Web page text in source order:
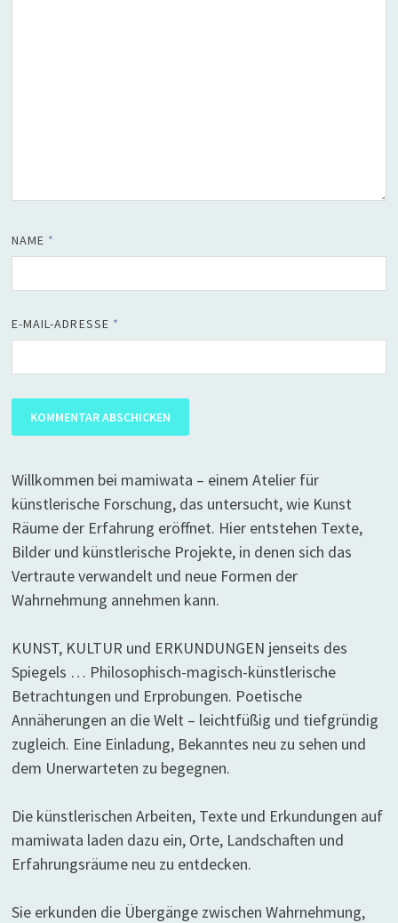
NAME *
E-MAIL-ADRESSE *
Willkommen bei mamiwata – einem Atelier für
künstlerische Forschung, das untersucht, wie Kunst
Räume der Erfahrung eröffnet. Hier entstehen Texte,
Bilder und künstlerische Projekte, in denen sich das
Vertraute verwandelt und neue Formen der
Wahrnehmung annehmen kann.
KUNST, KULTUR und ERKUNDUNGEN jenseits des
Spiegels … Philosophisch-magisch-künstlerische
Betrachtungen und Erprobungen. Poetische
Annäherungen an die Welt – leichtfüßig und tiefgründig
zugleich. Eine Einladung, Bekanntes neu zu sehen und
dem Unerwarteten zu begegnen.
Die künstlerischen Arbeiten, Texte und Erkundungen auf
mamiwata laden dazu ein, Orte, Landschaften und
Erfahrungsräume neu zu entdecken.
Sie erkunden die Übergänge zwischen Wahrnehmung,